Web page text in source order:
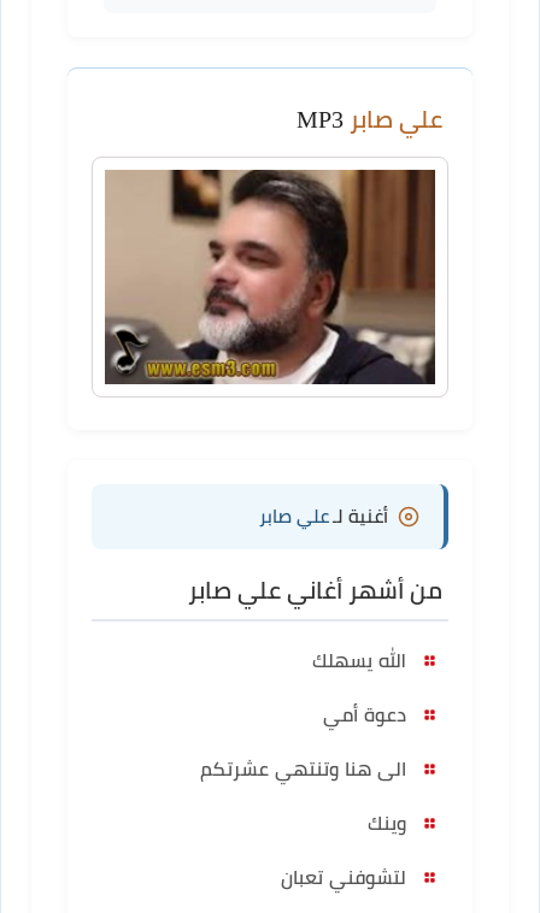
علي صابر
أغنية لـعلي صابر
من أشهر أغاني علي صابر
الله يسهلك
دعوة أمي
الى هنا وتنتهي عشرتكم
وينك
لتشوفني تعبان